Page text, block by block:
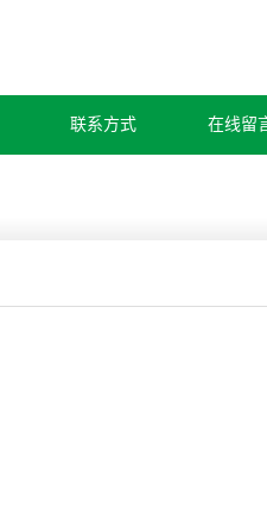
联系方式 在线留